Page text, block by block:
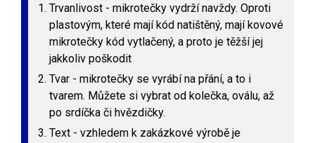
Trvanlivost - mikrotečky vydrží navždy. Oproti
plastovým, které mají kód natištěný, mají kovové
mikrotečky kód vytlačený, a proto je těžší jej
jakkoliv poškodit
Tvar - mikrotečky se vyrábí na přání, a to i
tvarem. Můžete si vybrat od kolečka, oválu, až
po srdíčka či hvězdičky.
Text - vzhledem k zakázkové výrobě je